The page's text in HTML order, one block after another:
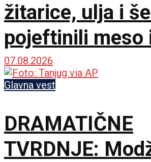
žitarice, ulja i
pojeftinili meso
proizvodi
07.08.2026
Glavna vest
DRAMATIČNE
TVRDNJE: